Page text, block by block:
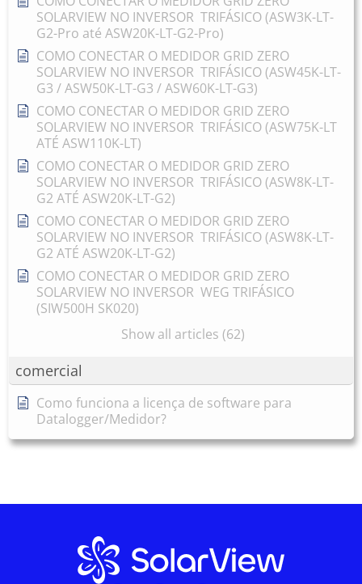
SOLARVIEW NO INVERSOR TRIFÁSICO (ASW3K-LT-
G2-Pro até ASW20K-LT-G2-Pro)
COMO CONECTAR O MEDIDOR GRID ZERO
SOLARVIEW NO INVERSOR TRIFÁSICO (ASW45K-LT-
G3 / ASW50K-LT-G3 / ASW60K-LT-G3)
COMO CONECTAR O MEDIDOR GRID ZERO
SOLARVIEW NO INVERSOR TRIFÁSICO (ASW75K-LT
ATÉ ASW110K-LT)
COMO CONECTAR O MEDIDOR GRID ZERO
SOLARVIEW NO INVERSOR TRIFÁSICO (ASW8K-LT-
G2 ATÉ ASW20K-LT-G2)
COMO CONECTAR O MEDIDOR GRID ZERO
SOLARVIEW NO INVERSOR TRIFÁSICO (ASW8K-LT-
G2 ATÉ ASW20K-LT-G2)
COMO CONECTAR O MEDIDOR GRID ZERO
SOLARVIEW NO INVERSOR WEG TRIFÁSICO
(SIW500H SK020)
Show all articles (62)
comercial
Como funciona a licença de software para
Datalogger/Medidor?